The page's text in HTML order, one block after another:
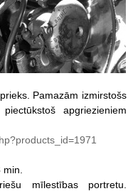
Pamazām izmirstošs
apgriezieniem
mīlestības portretu.